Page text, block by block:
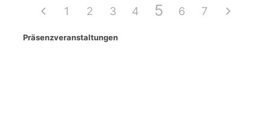
1 2 3 4 5 6 7
Präsenzveranstaltungen